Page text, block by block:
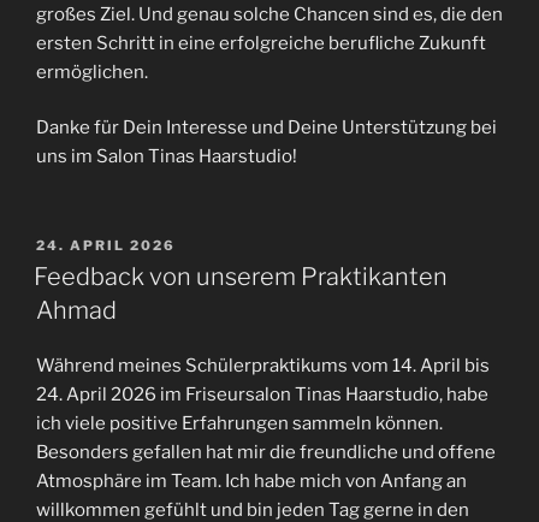
großes Ziel. Und genau solche Chancen sind es, die den
ersten Schritt in eine erfolgreiche berufliche Zukunft
ermöglichen.
Danke für Dein Interesse und Deine Unterstützung bei
uns im Salon Tinas Haarstudio!
VERÖFFENTLICHT
AM
24. APRIL 2026
Feedback von unserem Praktikanten
Ahmad
Während meines Schülerpraktikums vom 14. April bis
24. April 2026 im Friseursalon Tinas Haarstudio, habe
ich viele positive Erfahrungen sammeln können.
Besonders gefallen hat mir die freundliche und offene
Atmosphäre im Team. Ich habe mich von Anfang an
willkommen gefühlt und bin jeden Tag gerne in den